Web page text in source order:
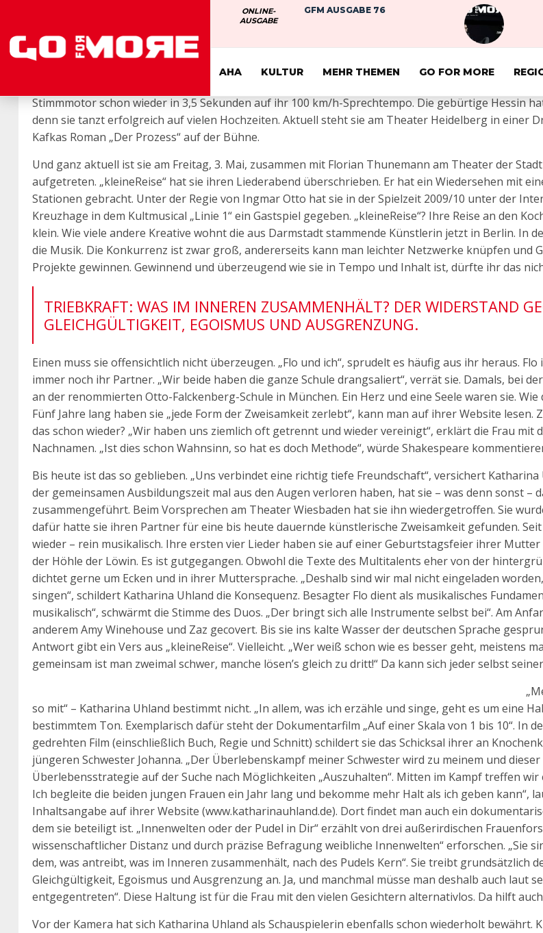
ONLINE-
AUSGABE
GFM AUSGABE 76
AHA KULTUR MEHR THEMEN GO FOR MORE
MANCHMAL MUSS
Methode!
Wer Katharina Uhland interviewt, muss schnell schreiben können. Sehr schnell. Die 36 Lenze junge
spricht ohne Punkt und Komma, leider nahezu druckreif.
Da muss man am Ball bleiben, sonst steht man inhaltlich rasch im Abseits. Hilferufe um Pausen
Stimmmotor schon wieder in 3,5 Sekunden auf ihr 100 km/h-Sprechtempo. Die gebürtige Hessin
denn sie tanzt erfolgreich auf vielen Hochzeiten. Aktuell steht sie am Theater Heidelberg in einer
Kafkas Roman „Der Prozess“ auf der Bühne.
Und ganz aktuell ist sie am Freitag, 3. Mai, zusammen mit Florian Thunemann am Theater der
aufgetreten. „kleineReise“ hat sie ihren Liederabend überschrieben. Er hat ein Wiedersehen mit
Stationen gebracht. Unter der Regie von Ingmar Otto hat sie in der Spielzeit 2009/10 unter der
Kreuzhage in dem Kultmusical „Linie 1“ ein Gastspiel gegeben. „kleineReise“? Ihre Reise an den
klein. Wie viele andere Kreative wohnt die aus Darmstadt stammende Künstlerin jetzt in Berlin. In
die Musik. Die Konkurrenz ist zwar groß, andererseits kann man leichter Netzwerke knüpfen und
Projekte gewinnen. Gewinnend und überzeugend wie sie in Tempo und Inhalt ist, dürfte ihr das
TRIEBKRAFT: WAS IM INNEREN ZUSAMMENHÄLT? DER WIDERSTAND
GLEICHGÜLTIGKEIT, EGOISMUS UND AUSGRENZUNG.
Einen muss sie offensichtlich nicht überzeugen. „Flo und ich“, sprudelt es häufig aus ihr heraus. Flo
immer noch ihr Partner. „Wir beide haben die ganze Schule drangsaliert“, verrät sie. Damals, bei
an der renommierten Otto-Falckenberg-Schule in München. Ein Herz und eine Seele waren sie. Wie
Fünf Jahre lang haben sie „jede Form der Zweisamkeit zerlebt“, kann man auf ihrer Website lesen.
das schon wieder? „Wir haben uns ziemlich oft getrennt und wieder vereinigt“, erklärt die Frau mit
Nachnamen. „Ist dies schon Wahnsinn, so hat es doch Methode“, würde Shakespeare
Bis heute ist das so geblieben. „Uns verbindet eine richtig tiefe Freundschaft“, versichert Katharina
der gemeinsamen Ausbildungszeit mal aus den Augen verloren haben, hat sie – was denn sonst –
zusammengeführt. Beim Vorsprechen am Theater Wiesbaden hat sie ihn wiedergetroffen. Sie
dafür hatte sie ihren Partner für eine bis heute dauernde künstlerische Zweisamkeit gefunden. Seit
wieder – rein musikalisch. Ihre ersten vier Lieder haben sie auf einer Geburtstagsfeier ihrer Mutter
der Höhle der Löwin. Es ist gutgegangen. Obwohl die Texte des Multitalents eher von der
dichtet gerne um Ecken und in ihrer Muttersprache. „Deshalb sind wir mal nicht eingeladen
singen“, schildert Katharina Uhland die Konsequenz. Besagter Flo dient als musikalisches
musikalisch“, schwärmt die Stimme des Duos. „Der bringt sich alle Instrumente selbst bei“. Am
anderem Amy Winehouse und Zaz gecovert. Bis sie ins kalte Wasser der deutschen Sprache
Antwort gibt ein Vers aus „kleineReise“. Vielleicht. „Wer weiß schon wie es besser geht, meistens
gemeinsam ist man zweimal schwer, manche lösen’s gleich zu dritt!“ Da kann sich jeder selbst
so mit“ – Katharina Uhland bestimmt nicht. „In allem, was ich erzähle und singe, geht es um eine
bestimmtem Ton. Exemplarisch dafür steht der Dokumentarfilm „Auf einer Skala von 1 bis 10“. In
gedrehten Film (einschließlich Buch, Regie und Schnitt) schildert sie das Schicksal ihrer an
jüngeren Schwester Johanna. „Der Überlebenskampf meiner Schwester wird zu meinem und dieser
Überlebensstrategie auf der Suche nach Möglichkeiten „Auszuhalten“. Mitten im Kampf treffen
Ich begleite die beiden jungen Frauen ein Jahr lang und bekomme mehr Halt als ich geben kann“,
Inhaltsangabe auf ihrer Website (www.katharinauhland.de). Dort findet man auch ein
dem sie beteiligt ist. „Innenwelten oder der Pudel in Dir“ erzählt von drei außerirdischen
wissenschaftlicher Distanz und durch präzise Befragung weibliche Innenwelten“ erforschen. „Sie
dem, was antreibt, was im Inneren zusammenhält, nach des Pudels Kern“. Sie treibt grundsätzlich
Gleichgültigkeit, Egoismus und Ausgrenzung an. Ja, und manchmal müsse man deshalb auch laut
entgegentreten“. Diese Haltung ist für die Frau mit den vielen Gesichtern alternativlos. Da hilft
Vor der Kamera hat sich Katharina Uhland als Schauspielerin ebenfalls schon wiederholt bewährt.